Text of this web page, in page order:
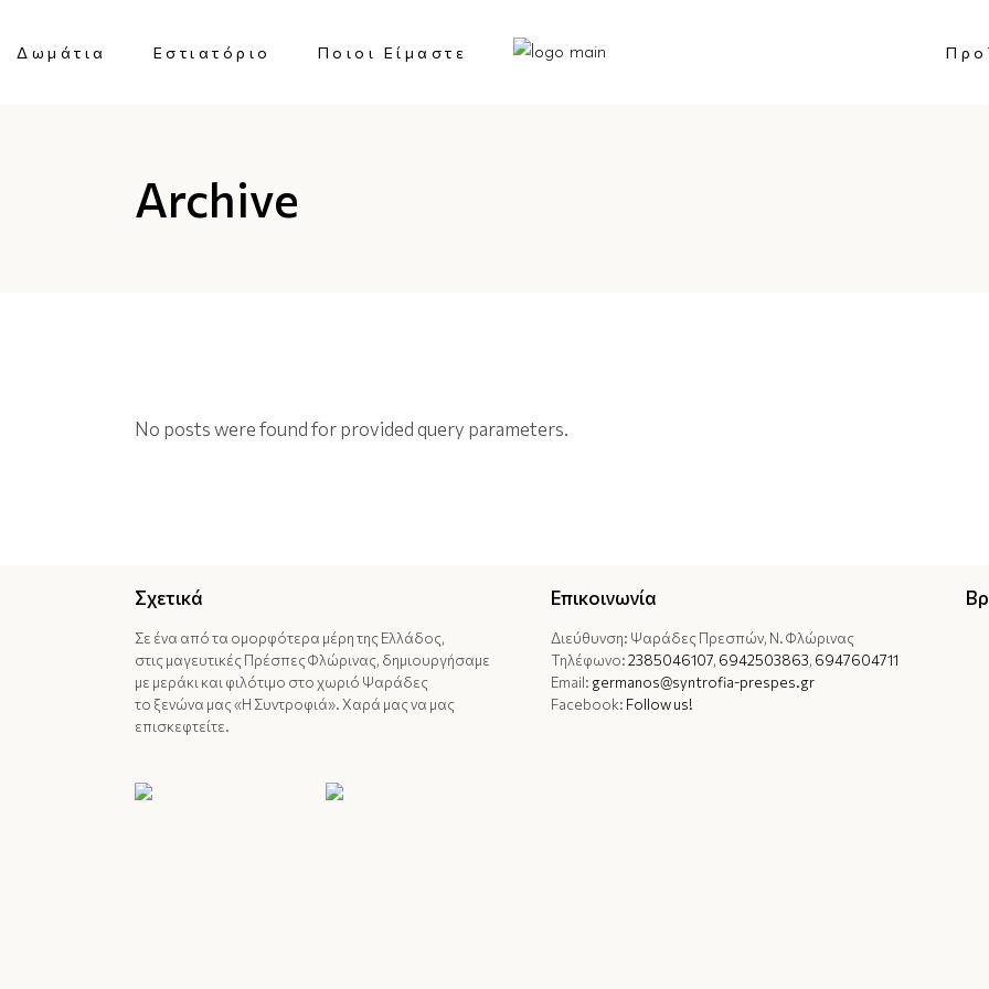
Δωμάτια Εστιατόριο Ποιοι Είμαστε
Archive
No posts were found for provided query parameters.
Σχετικά
Σε ένα από τα ομορφότερα μέρη της Ελλάδος,
στις μαγευτικές Πρέσπες Φλώρινας, δημιουργήσαμε
με μεράκι και φιλότιμο στο χωριό Ψαράδες
το ξενώνα μας «Η Συντροφιά». Χαρά μας να μας
επισκεφτείτε.
Επικοινωνία
Διεύθυνση: Ψαράδες Πρεσπών, Ν. Φλώρινας
Τηλέφωνο:2385046107, 6942503863, 6947604711
Email: germanos@syntrofia-prespes.gr
Facebook: Follow us!